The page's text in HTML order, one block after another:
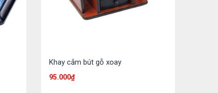
Khay cắm bút gỗ xoay
95.000₫